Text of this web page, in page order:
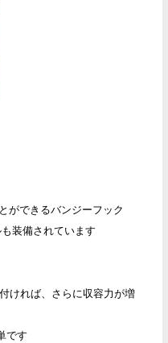
ができるバンジーフック
装備されています
ければ、さらに収容力が増
です